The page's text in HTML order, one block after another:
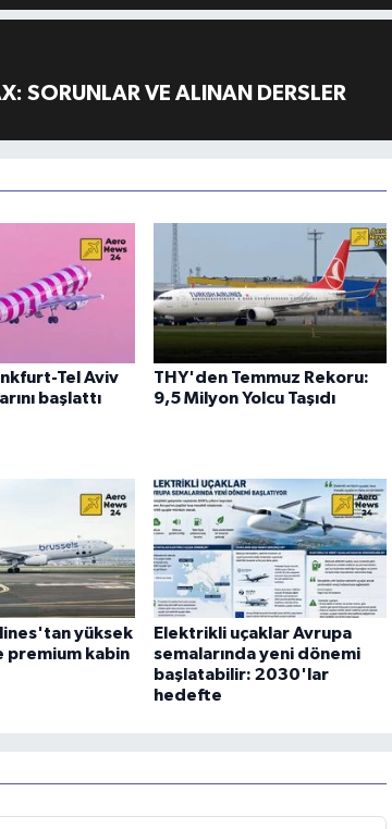
SORUNLAR VE ALINAN DERSLER
Tel Aviv
başlattı
THY'den Temmuz Rekoru:
9,5 Milyon Yolcu Taşıdı
yüksek
premium kabin
Elektrikli uçaklar Avrupa
semalarında yeni dönemi
başlatabilir: 2030'lar
hedefte